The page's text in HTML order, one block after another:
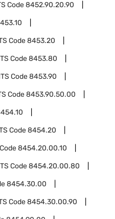
Code8452.90.20.90
Code8453.20
Code8453.80
Code8453.90
Code8453.90.50.00
Code8454.20
8454.20.00.10
Code8454.20.00.80
8454.30.00
Code8454.30.00.90